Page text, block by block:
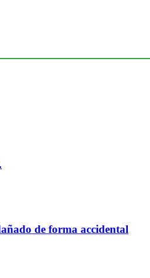
de forma accidental